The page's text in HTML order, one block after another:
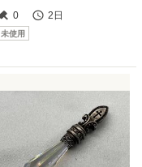
0 2日
未使用